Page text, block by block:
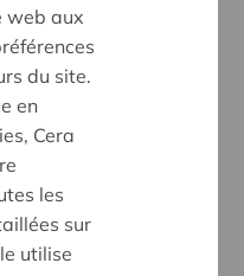
et bienveillants
web aux
du site.
en
Cera
les
sur
utilise